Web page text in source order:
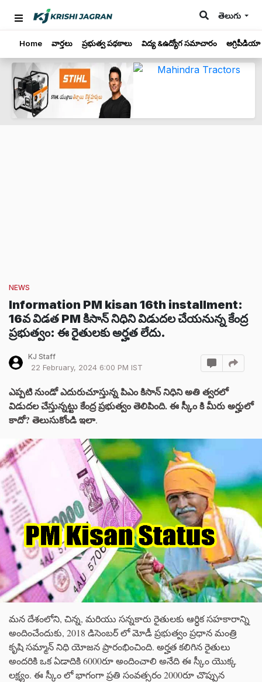
తెలుగు
Home వార్తలు ప్రభుత్వ పథకాలు విద్య &ఉద్యోగ సమాచారం అగ్రిపీడియా
NEWS
Information PM kisan 16th installment:
16వ విడత PM కిసాన్ నిధిని విడుదల చేయనున్న కేంద్ర
ప్రభుత్వం: ఈ రైతులకు అర్హత లేదు.
KJ Staff
22 February, 2024 6:00 PM IST
ఎప్పటి నుండో ఎదురుచూస్తున్న పిఎం కిసాన్ నిధిని అతి త్వరలో
విడుదల చేస్తున్నట్టు కేంద్ర ప్రభుత్వం తెలిపింది. ఈ స్కీం కి మీరు అర్హులో
కాదో? తెలుసుకోండి ఇలా.
మన దేశంలోని, చిన్న, మరియు సన్నకారు రైతులకు ఆర్ధిక సహకారాన్ని
అందించేందుకు, 2018 డిసెంబర్ లో మోడీ ప్రభుత్వం ప్రధాన మంత్రి
కృషి సమ్మాన్ నిధి యోజన ప్రారంభించింది. అర్హత కలిగిన రైతులు
అందరికి ఒక ఏడాదికి 6000రూ అందించాలి అనేది ఈ స్కీం యొక్క
లక్ష్యం. ఈ స్కీం లో భాగంగా ప్రతి సంవత్సరం 2000రూ చొప్పున